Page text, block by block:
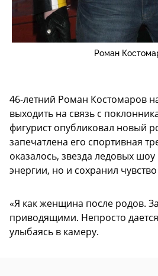
Роман
46-летний Роман Костомаров
выходить на связь с
фигурист опубликовал новый
запечатлена его спортивная
оказалось, звезда ледовых
энергии, но и сохранил
«Я как женщина после родов.
приводящими. Непросто
улыбаясь в камеру.